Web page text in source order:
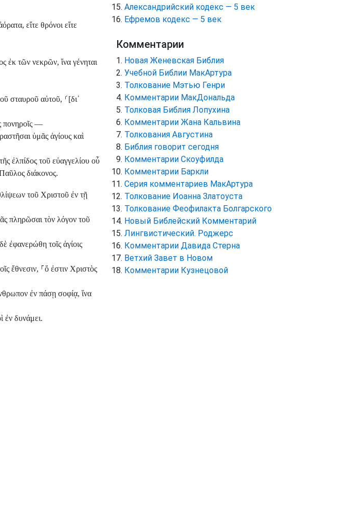
εἴτε θρόνοι εἴτε
ἐκ τῶν νεκρῶν, ἵνα γένηται
σταυροῦ αὐτοῦ, ⸂[δι᾽
πονηροῖς —
ὑμᾶς ἁγίους καὶ
ἐλπίδος τοῦ εὐαγγελίου οὗ
διάκονος.
τοῦ Χριστοῦ ἐν τῇ
πληρῶσαι τὸν λόγον τοῦ
ἐφανερώθη τοῖς ἁγίοις
ἔθνεσιν, ⸀ὅ ἐστιν Χριστὸς
ἐν πάσῃ σοφίᾳ, ἵνα
ἐν δυνάμει.
Александрийский кодекс — 5 век
Ефремов кодекс — 5 век
Комментарии
Новая Женевская Библия
Учебной Библии МакАртура
Толкование Мэтью Генри
Комментарии МакДональда
Толковая Библия Лопухина
Комментарии Жана Кальвина
Толкования Августина
Библия говорит сегодня
Комментарии Скоуфилда
Комментарии Баркли
Серия комментариев МакАртура
Толкование Иоанна Златоуста
Толкование Феофилакта Болгарского
Новый Библейский Комментарий
Лингвистический. Роджерс
Комментарии Давида Стерна
Ветхий Завет в Новом
Комментарии Кузнецовой